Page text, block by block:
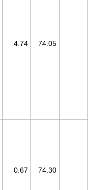
4.74 74.05
0.67 74.30